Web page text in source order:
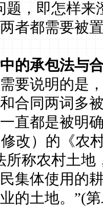
题，即怎样来
者都需要被
的承包法与
要说明的是
合同两词多
直都是被明
改）的《农
所称农村土
集体使用的
的土地。 ”(